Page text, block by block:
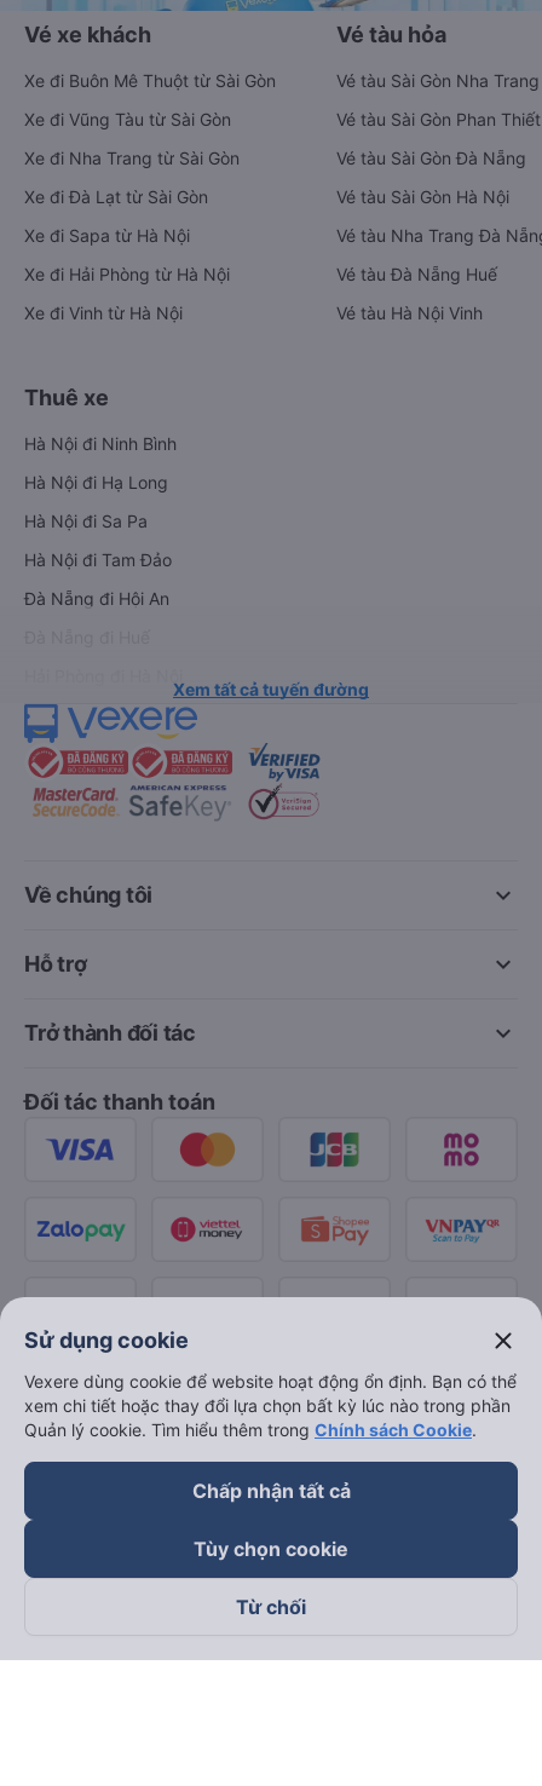
Vé xe khách
Xe đi Buôn Mê Thuột từ Sài Gòn
Xe đi Vũng Tàu từ Sài Gòn
Xe đi Nha Trang từ Sài Gòn
Xe đi Đà Lạt từ Sài Gòn
Xe đi Sapa từ Hà Nội
Xe đi Hải Phòng từ Hà Nội
Xe đi Vinh từ Hà Nội
Vé tàu hỏa
Vé tàu Sài Gòn Nha Trang
Vé tàu Sài Gòn Phan Thiết
Vé tàu Sài Gòn Đà Nẵng
Vé tàu Sài Gòn Hà Nội
Vé tàu Nha Trang Đà
Vé tàu Đà Nẵng Huế
Vé tàu Hà Nội Vinh
Thuê xe
Hà Nội đi Ninh Bình
Hà Nội đi Hạ Long
Hà Nội đi Sa Pa
Hà Nội đi Tam Đảo
Đà Nẵng đi Hội An
Xem tất cả tuyến đường
keyboard_arrow_down
Về chúng tôi
keyboard_arrow_down
Hỗ trợ
keyboard_arrow_down
Trở thành đối tác
Đối tác thanh toán
Theo dõi chúng tôi trên
Sử dụng cookie close
Vexere dùng cookie để website hoạt động ổn định. Bạn có thể
xem chi tiết hoặc thay đổi lựa chọn bất kỳ lúc nào trong phần
Quản lý cookie. Tìm hiểu thêm trong Chính sách Cookie.
Chấp nhận tất cả
Tùy chọn cookie
Từ chối